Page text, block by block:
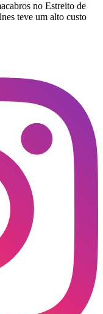
no Estreito de
teve um alto custo